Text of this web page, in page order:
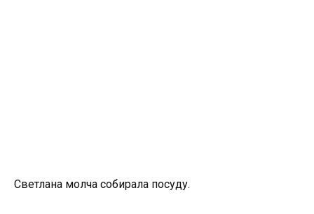
Светлана молча собирала посуду.